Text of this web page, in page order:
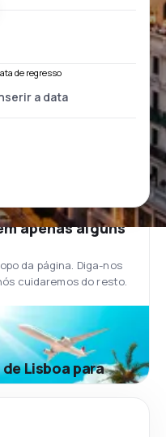
de regresso
apenas alguns
da página. Diga-nos
cuidaremos do resto.
Lisboa para